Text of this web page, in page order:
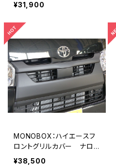
¥31,900
MONOBOX：ハイエースフ
ロントグリルカバー ナロ
ー用（AES）※6型以降
¥38,500